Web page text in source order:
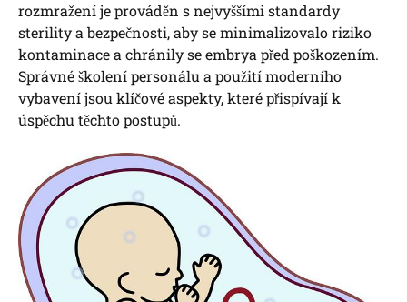
rozmražení je prováděn s nejvyššími standardy
sterility a bezpečnosti, aby se minimalizovalo riziko
kontaminace a chránily se embrya před poškozením.
Správné školení personálu a použití moderního
vybavení jsou klíčové aspekty, které přispívají k
úspěchu těchto postupů.